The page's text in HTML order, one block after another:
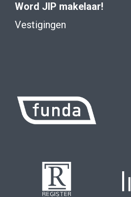
Word JIP makelaar!
Vestigingen